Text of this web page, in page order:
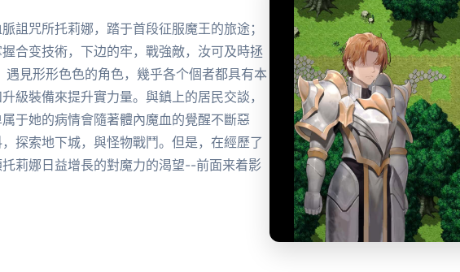
詛咒所托莉娜，踏于首段征服魔王的旅途；
合变技術，下边的牢，戰強敵，汝可及時拯
見形形色色的角色，幾乎各个個者都具有本
級裝備來提升實力量。與鎮上的居民交談，
于她的病情會隨著體內魔血的覺醒不斷惡
探索地下城，與怪物戰鬥。但是，在經歷了
莉娜日益增長的對魔力的渴望--前面来着影